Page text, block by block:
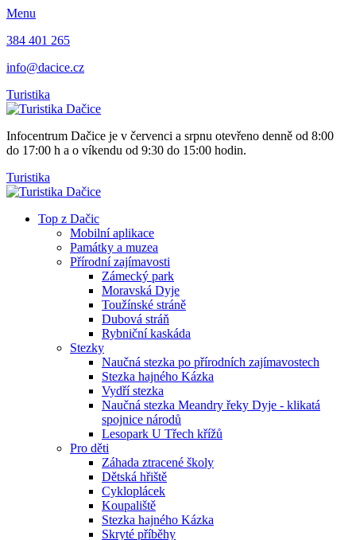
Menu
384 401 265
info@dacice.cz
Turistika
Infocentrum Dačice je v červenci a srpnu otevřeno denně od 8:00
do 17:00 h a o víkendu od 9:30 do 15:00 hodin.
Turistika
Top z Dačic
Mobilní aplikace
Památky a muzea
Přírodní zajímavosti
Zámecký park
Moravská Dyje
Toužínské stráně
Dubová stráň
Rybniční kaskáda
Stezky
Naučná stezka po přírodních zajímavostech
Stezka hajného Kázka
Vydří stezka
Naučná stezka Meandry řeky Dyje - klikatá
spojnice národů
Lesopark U Třech křížů
Pro děti
Záhada ztracené školy
Dětská hřiště
Cykloplácek
Koupaliště
Stezka hajného Kázka
Skryté příběhy